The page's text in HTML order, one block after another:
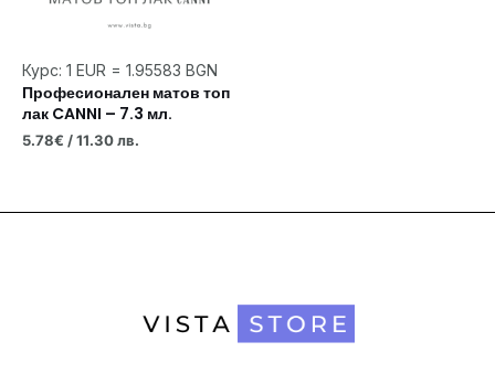
Курс: 1 EUR = 1.95583 BGN
Професионален матов топ
лак CANNI – 7.3 мл.
5.78€ / 11.30 лв.